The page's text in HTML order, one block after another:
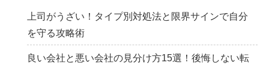
上司がうざい！タイプ別対処法と限界サインで自分
を守る攻略術
良い会社と悪い会社の見分け方15選！後悔しない転